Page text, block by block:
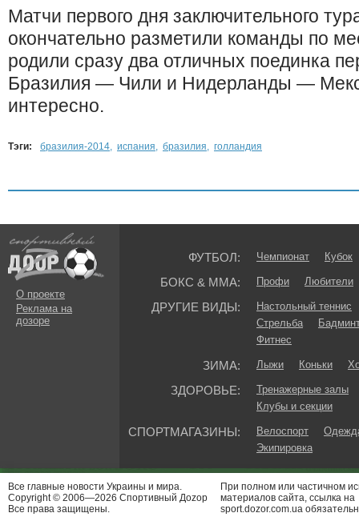
Матчи первого дня заключительного
окончательно разметили команды по
родили сразу два отличных поединка
Бразилия — Чили и Нидерланды —
интересно.
Тэги: бразилия-2014, испания, бразилия, голландия
О проекте
Реклама на
дозоре
ФУТБОЛ: Чемпионат Кубок
БОКС & ММА: Профи Любители
ДРУГИЕ ВИДЫ:
Настольный теннис
Стрельба
Фитнес
ЗИМА: Лыжи Коньки
ЗДОРОВЬЕ:
Тренажерные залы
Клубы и секции
СПОРТМАГАЗИНЫ: Велоспорт
Экипировка
Все главные новости Украины и мира.
Copyright © 2006—2026 Спортивный Доzор
Все права защищены.
При полном или частичном
материалов сайта, ссылка на
sport.dozor.com.ua